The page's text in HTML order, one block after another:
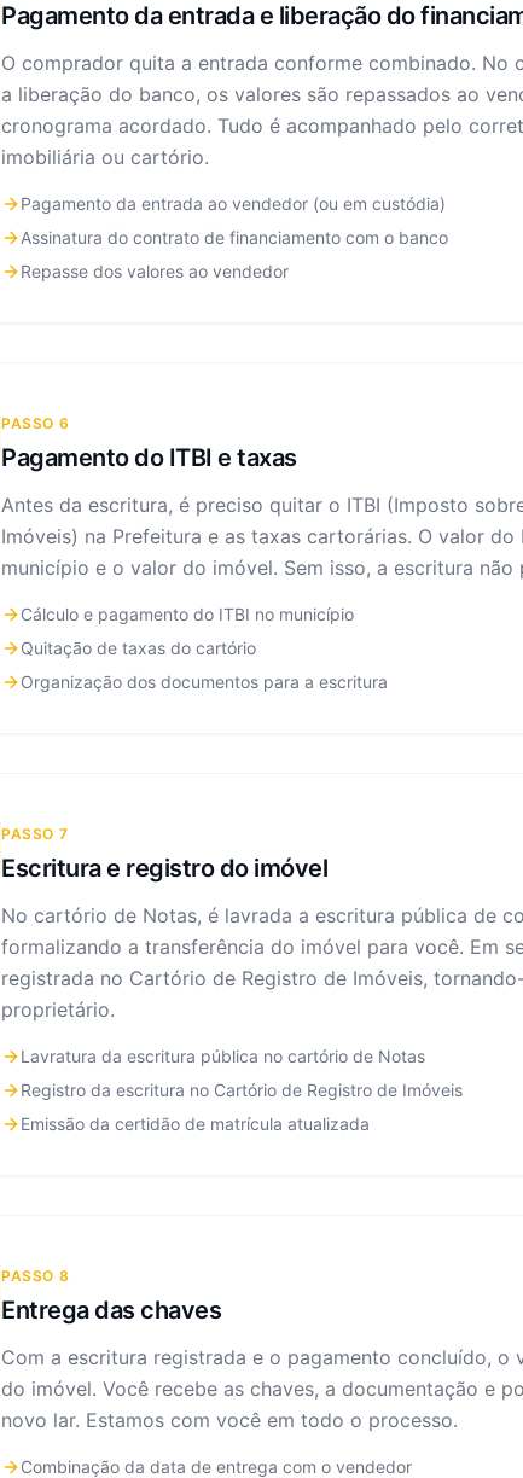
Pagamento da entrada e liberação do
O comprador quita a entrada conforme combinado. No
a liberação do banco, os valores são repassados ao
cronograma acordado. Tudo é acompanhado pelo
imobiliária ou cartório.
Pagamento da entrada ao vendedor (ou em custódia)
Assinatura do contrato de financiamento com o banco
Repasse dos valores ao vendedor
PASSO 6
Pagamento do ITBI e taxas
Antes da escritura, é preciso quitar o ITBI (Imposto
Imóveis) na Prefeitura e as taxas cartorárias. O valor do
município e o valor do imóvel. Sem isso, a escritura não
Cálculo e pagamento do ITBI no município
Quitação de taxas do cartório
Organização dos documentos para a escritura
PASSO 7
Escritura e registro do imóvel
No cartório de Notas, é lavrada a escritura pública de
formalizando a transferência do imóvel para você. Em
registrada no Cartório de Registro de Imóveis,
proprietário.
Lavratura da escritura pública no cartório de Notas
Registro da escritura no Cartório de Registro de Imóveis
Emissão da certidão de matrícula atualizada
PASSO 8
Entrega das chaves
Com a escritura registrada e o pagamento concluído, o
do imóvel. Você recebe as chaves, a documentação e
novo lar. Estamos com você em todo o processo.
Combinação da data de entrega com o vendedor